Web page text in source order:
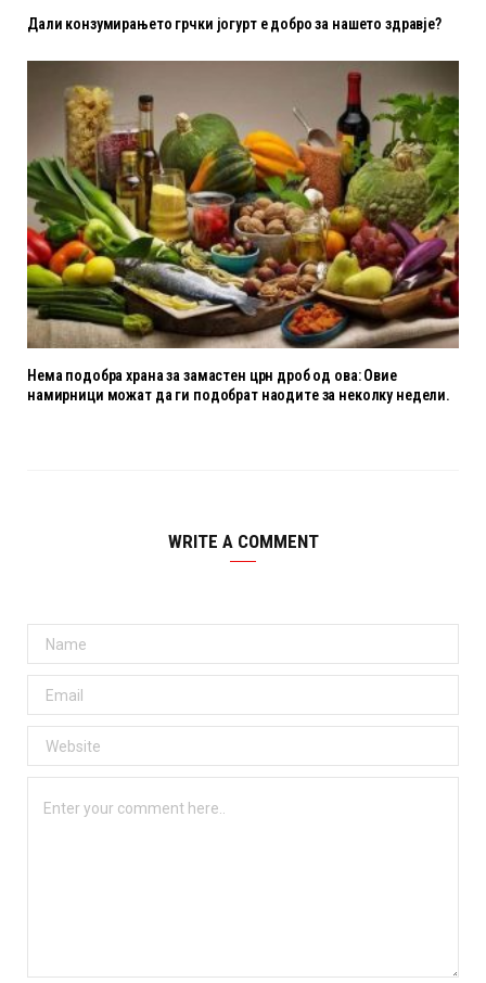
Дали конзумирањето грчки јогурт е добро за нашето здравје?
Нема подобра храна за замастен црн дроб од ова: Овие
намирници можат да ги подобрат наодите за неколку недели.
WRITE A COMMENT